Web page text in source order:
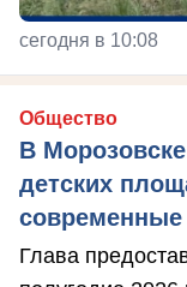
сегодня в 10:08
Общество
В
детских
Глава